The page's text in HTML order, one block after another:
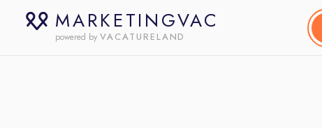
MARKETINGVAC
powered by VACATURELAND